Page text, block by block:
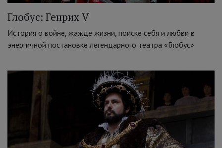
Глобус: Генрих V
История о войне, жажде жизни, поиске себя и любви в
энергичной постановке легендарного театра «Глобус»